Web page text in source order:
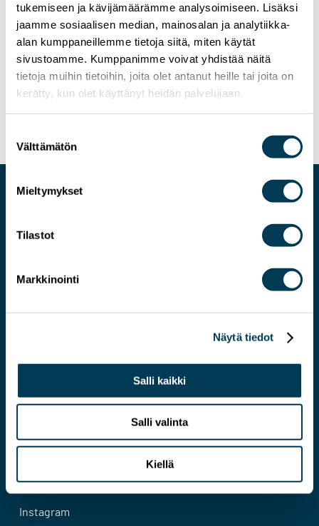
tukemiseen ja kävijämäärämme analysoimiseen. Lisäksi
jaamme sosiaalisen median, mainosalan ja analytiikka-
alan kumppaneillemme tietoja siitä, miten käytät
sivustoamme. Kumppanimme voivat yhdistää näitä
tietoja muihin tietoihin, joita olet antanut heille tai joita on
kerätty, kun olet käyttänyt heidän palvelujaan.
valinta
Välttämätön
Mieltymykset
Tilastot
Markkinointi
Näytä tiedot
Salli kaikki
Salli valinta
Kiellä
19.6.2025 UUTISET
Terveiset kesäkuun täysistuntoviikolta &
EU:n budjetti
Järkevämmän EU:N asiantuntija
Yhteystiedot
Instagram